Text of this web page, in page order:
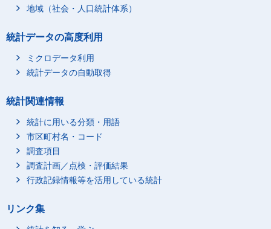
地域（社会・人口統計体系）
統計データの高度利用
ミクロデータ利用
統計データの自動取得
統計関連情報
統計に用いる分類・用語
市区町村名・コード
調査項目
調査計画／点検・評価結果
行政記録情報等を活用している統計
リンク集